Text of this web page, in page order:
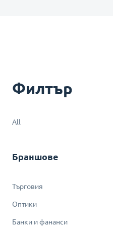
Филтър
All
Браншове
Търговия
Оптики
Банки и фананси